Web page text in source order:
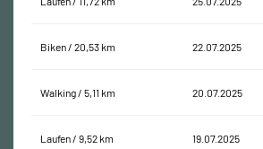
Biken / 20,53 km 22.07.2025
Walking / 5,11 km 20.07.2025
Laufen / 9,52 km 19.07.2025